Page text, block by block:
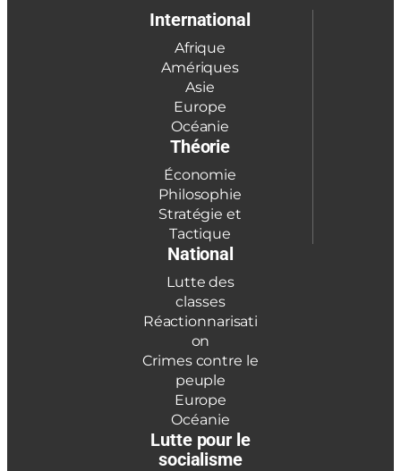
International
Afrique
Amériques
Asie
Europe
Océanie
Théorie
Économie
Philosophie
Stratégie et
Tactique
National
Lutte des
classes
Réactionnarisati
on
Crimes contre le
peuple
Europe
Océanie
Lutte pour le
socialisme